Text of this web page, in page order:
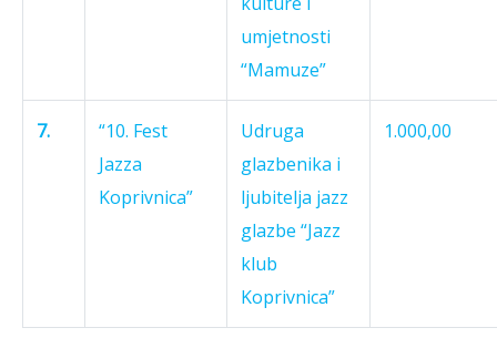
umjetnosti
“Mamuze”
7.
“10. Fest
Jazza
Koprivnica”
Udruga
glazbenika i
ljubitelja jazz
glazbe “Jazz
klub
Koprivnica”
1.000,00